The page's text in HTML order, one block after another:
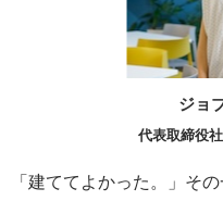
ジョ
代表取締役
「建ててよかった。」そ